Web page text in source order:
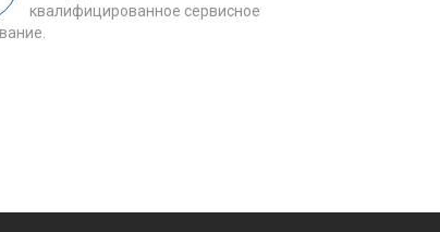
квалифицированное сервисное